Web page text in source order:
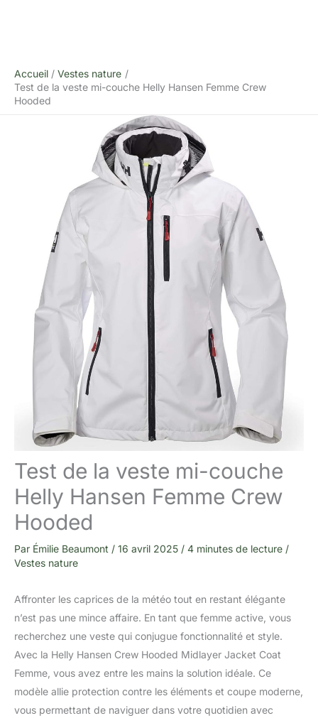
Accueil
Vestes nature
Test de la veste mi-couche Helly Hansen Femme Crew
Hooded
Test de la veste mi-couche
Helly Hansen Femme Crew
Hooded
Par Émilie Beaumont / 16 avril 2025 / 4 minutes de lecture /
Vestes nature
Affronter les caprices de la météo tout en restant élégante
n’est pas une mince affaire. En tant que femme active, vous
recherchez une veste qui conjugue fonctionnalité et style.
Avec la Helly Hansen Crew Hooded Midlayer Jacket Coat
Femme, vous avez entre les mains la solution idéale. Ce
modèle allie protection contre les éléments et coupe moderne,
vous permettant de naviguer dans votre quotidien avec